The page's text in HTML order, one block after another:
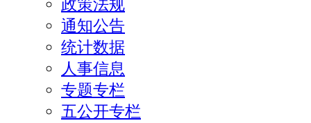
政策法规
通知公告
统计数据
人事信息
专题专栏
五公开专栏